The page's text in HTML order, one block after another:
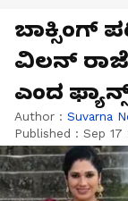
ಬಾಕ್ಸಿಂಗ್​
ವಿಲನ್​
ಎಂದ
Author : Suvarna
Published : Sep 17